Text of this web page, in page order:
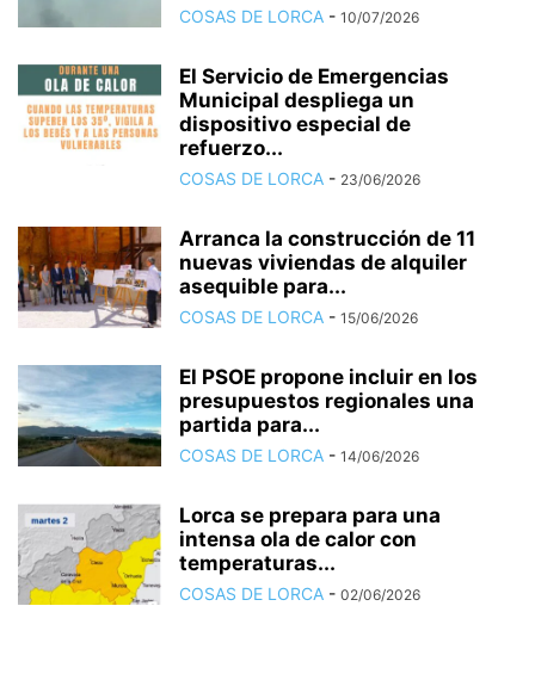
COSAS DE LORCA - 10/07/2026
El Servicio de Emergencias
Municipal despliega un
dispositivo especial de
refuerzo...
COSAS DE LORCA - 23/06/2026
Arranca la construcción de 11
nuevas viviendas de alquiler
asequible para...
COSAS DE LORCA - 15/06/2026
El PSOE propone incluir en los
presupuestos regionales una
partida para...
COSAS DE LORCA - 14/06/2026
Lorca se prepara para una
intensa ola de calor con
temperaturas...
COSAS DE LORCA - 02/06/2026